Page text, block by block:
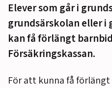
Elever som går i
grundsärskolan eller i
kan få förlängt
Försäkringskassan.
För att kunna få